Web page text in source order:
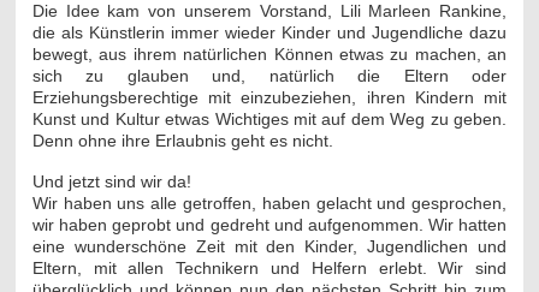
Die Idee kam von unserem Vorstand, Lili Marleen Rankine,
die als Künstlerin immer wieder Kinder und Jugendliche dazu
bewegt, aus ihrem natürlichen Können etwas zu machen, an
sich zu glauben und, natürlich die Eltern oder
Erziehungsberechtige mit einzubeziehen, ihren Kindern mit
Kunst und Kultur etwas Wichtiges mit auf dem Weg zu geben.
Denn ohne ihre Erlaubnis geht es nicht.
Und jetzt sind wir da!
Wir haben uns alle getroffen, haben gelacht und gesprochen,
wir haben geprobt und gedreht und aufgenommen. Wir hatten
eine wunderschöne Zeit mit den Kinder, Jugendlichen und
Eltern, mit allen Technikern und Helfern erlebt. Wir sind